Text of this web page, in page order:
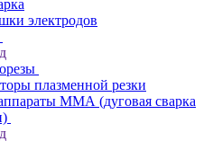
электродов
плазменной резки
ММА (дуговая сварка